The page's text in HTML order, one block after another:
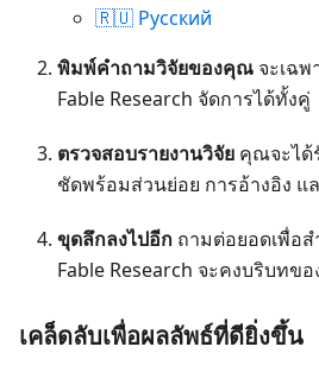
🇷🇺 Русский
พิมพ์คำถามวิจัยของคุณ จะเฉพ
Fable Research จัดการได้ทั้งคู่
ตรวจสอบรายงานวิจัย คุณจะได้
ชัดพร้อมส่วนย่อย การอ้างอิง แ
ขุดลึกลงไปอีก ถามต่อยอดเพื่อส
Fable Research จะคงบริบทข
เคล็ดลับเพื่อผลลัพธ์ที่ดียิ่งขึ้น